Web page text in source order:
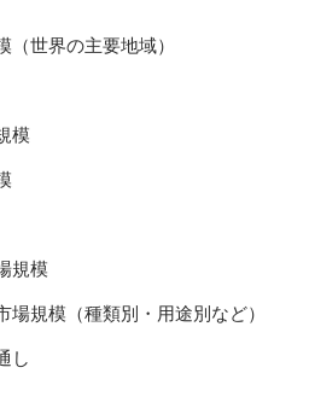
（世界の主要地域）
模
規模
場規模（種類別・用途別など）
し